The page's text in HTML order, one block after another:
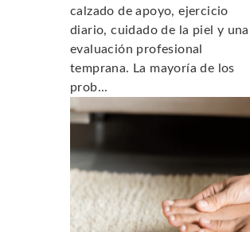
calzado de apoyo, ejercicio
diario, cuidado de la piel y una
evaluación profesional
temprana. La mayoría de los
prob...